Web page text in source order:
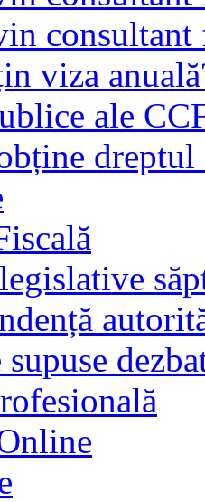
consultant
viza
ale
supuse